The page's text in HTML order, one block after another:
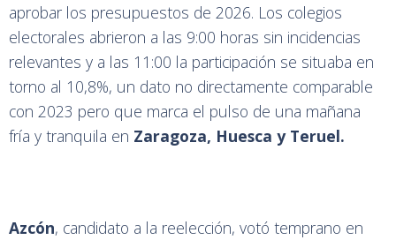
aprobar los presupuestos de 2026. Los colegios
electorales abrieron a las 9:00 horas sin incidencias
relevantes y a las 11:00 la participación se situaba en
torno al 10,8%, un dato no directamente comparable
con 2023 pero que marca el pulso de una mañana
fría y tranquila en Zaragoza, Huesca y Teruel.
Azcón, candidato a la reelección, votó temprano en